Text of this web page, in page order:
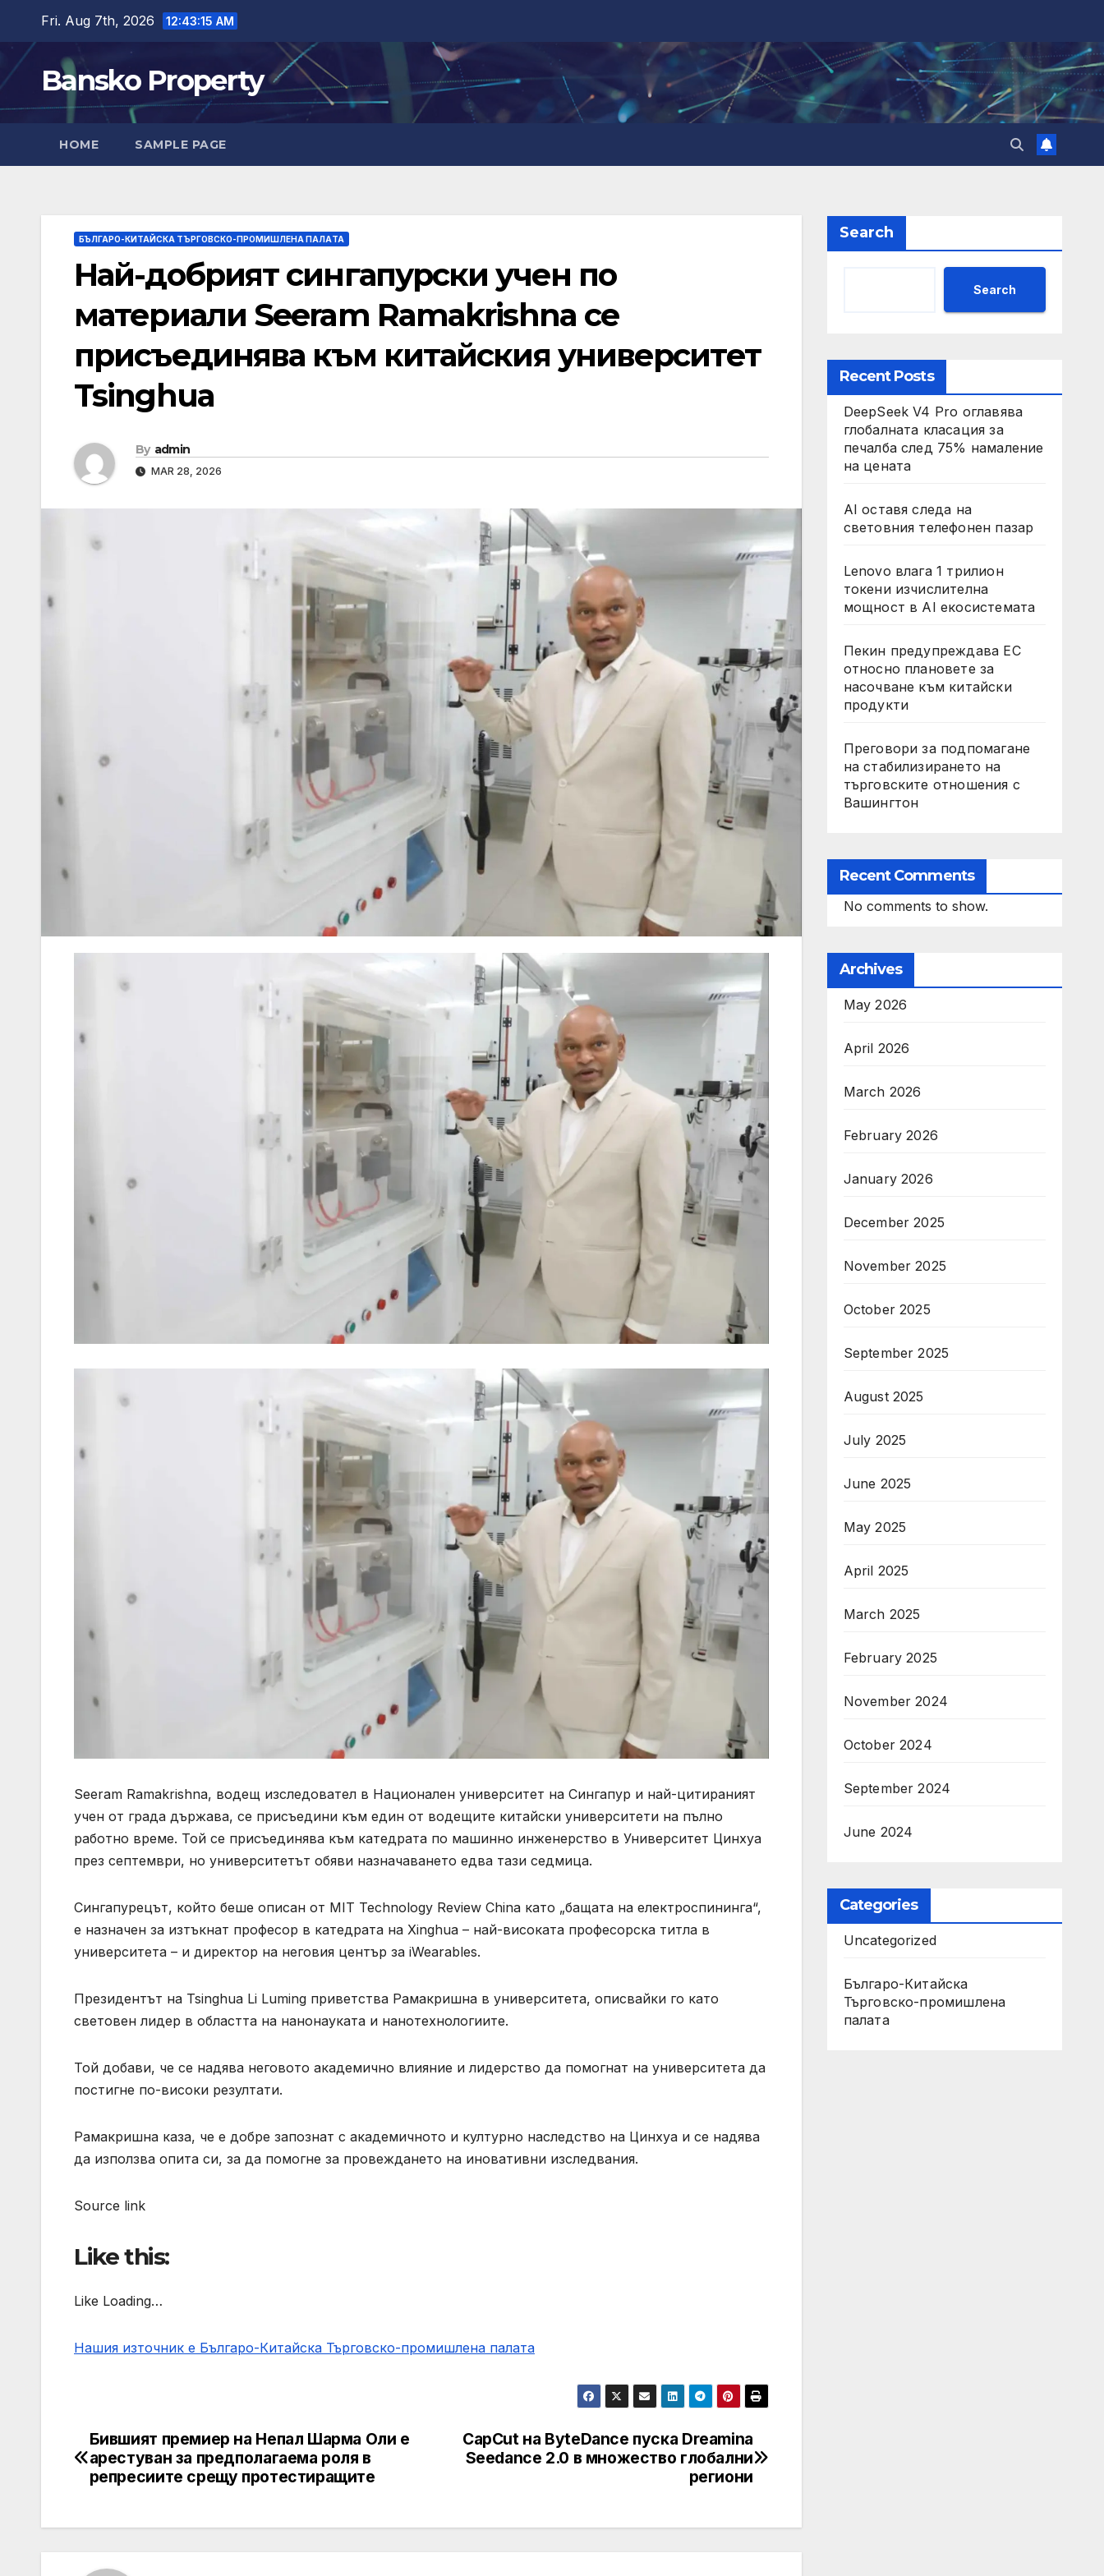
content
Fri. Aug 7th, 2026 12:43:16 AM
Bansko Property
HOME SAMPLE PAGE
БЪЛГАРО-КИТАЙСКА ТЪРГОВСКО-ПРОМИШЛЕНА ПАЛAТА
Най-добрият сингапурски учен по
материали Seeram Ramakrishna се
присъединява към китайския университет
Tsinghua
By admin
MAR 28, 2026
Seeram Ramakrishna, водещ изследовател в Национален университет на Сингапур и най-цитираният
учен от града държава, се присъедини към един от водещите китайски университети на пълно
работно време. Той се присъединява към катедрата по машинно инженерство в Университет Цинхуа
през септември, но университетът обяви назначаването едва тази седмица.
Сингапурецът, който беше описан от MIT Technology Review China като „бащата на електроспининга“,
е назначен за изтъкнат професор в катедрата на Xinghua – най-високата професорска титла в
университета – и директор на неговия център за iWearables.
Президентът на Tsinghua Li Luming приветства Рамакришна в университета, описвайки го като
световен лидер в областта на нанонауката и нанотехнологиите.
Той добави, че се надява неговото академично влияние и лидерство да помогнат на университета да
постигне по-високи резултати.
Рамакришна каза, че е добре запознат с академичното и културно наследство на Цинхуа и се надява
да използва опита си, за да помогне за провеждането на иновативни изследвания.
Source link
Like this:
Like Loading…
Нашия източник е Българо-Китайска Търговско-промишлена палaта
Post
navigation
CapCut на ByteDance пуска Dreamina
Seedance 2.0 в множество глобални
региони
Бившият премиер на Непал Шарма Оли е
арестуван за предполагаема роля в
репресиите срещу протестиращите
Search
Search
Recent Posts
DeepSeek V4 Pro оглавява
глобалната класация за
печалба след 75% намаление
на цената
AI оставя следа на
световния телефонен пазар
Lenovo влага 1 трилион
токени изчислителна
мощност в AI екосистемата
Пекин предупреждава ЕС
относно плановете за
насочване към китайски
продукти
Преговори за подпомагане
на стабилизирането на
търговските отношения с
Вашингтон
Recent Comments
No comments to show.
Archives
May 2026
April 2026
March 2026
February 2026
January 2026
December 2025
November 2025
October 2025
September 2025
August 2025
July 2025
June 2025
May 2025
April 2025
March 2025
February 2025
November 2024
October 2024
September 2024
June 2024
Categories
Uncategorized
Българо-Китайска
Търговско-промишлена
палaта